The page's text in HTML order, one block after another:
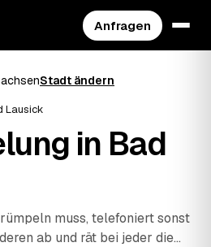
Anfragen
Stadt ändern
Lausick
in Bad
muss, telefoniert sonst
ab und rät bei jeder die